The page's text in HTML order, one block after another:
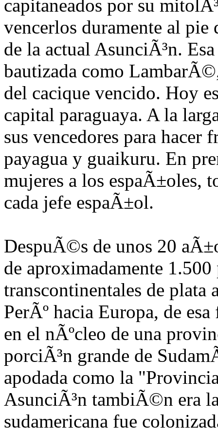
capitaneados por su
vencerlos duramente al
de la actual AsunciÃ³n.
bautizada como
del cacique vencido. Hoy
capital paraguaya. A la
sus vencedores para hacer
payagua y guaikuru. En
mujeres a los espaÃ±oles,
cada jefe espaÃ±ol.
DespuÃ©s de unos 20
de aproximadamente 1.500
transcontinentales de plata
PerÃº hacia Europa, de
en el nÃºcleo de una
porciÃ³n grande de
apodada como la
AsunciÃ³n tambiÃ©n era
sudamericana fue